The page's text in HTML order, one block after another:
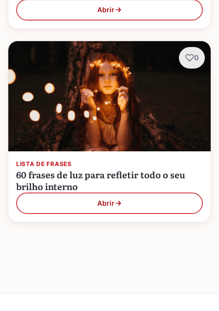
Abrir
LISTA DE FRASES
60 frases de luz para refletir todo o seu
brilho interno
Abrir
0